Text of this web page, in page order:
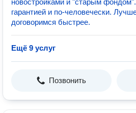
новостройками и "старым
гарантией и по-человечески.
договоримся быстрее.
Ещё 9 услуг
Позвонить